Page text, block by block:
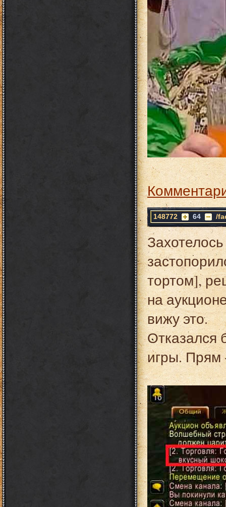
148772 64 /
тортом],
на
вижу это.
Отказался
игры. Прям